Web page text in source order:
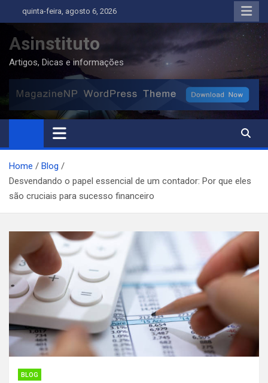
to
content
quinta-feira, agosto 6, 2026
Asinstituto
Artigos, Dicas e informações
Home
Blog
Desvendando o papel essencial de um contador: Por que eles
são cruciais para sucesso financeiro
BLOG